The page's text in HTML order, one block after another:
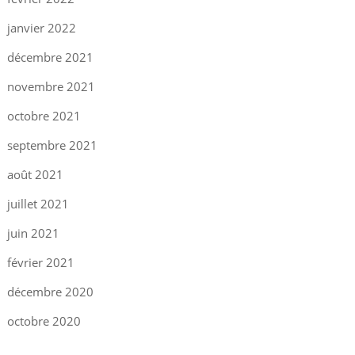
janvier 2022
décembre 2021
novembre 2021
octobre 2021
septembre 2021
août 2021
juillet 2021
juin 2021
février 2021
décembre 2020
octobre 2020